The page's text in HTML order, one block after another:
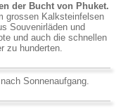
der Bucht von Phuket.
grossen Kalksteinfelsen
Souvenirläden und
und auch die schnellen
zu hunderten.
Sonnenaufgang.